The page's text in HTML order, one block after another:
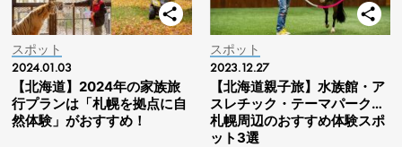
スポット
2024.01.03
【北海道】2024年の家族旅
行プランは「札幌を拠点に自
然体験」がおすすめ！
スポット
2023.12.27
【北海道親子旅】水族館・ア
スレチック・テーマパーク…
札幌周辺のおすすめ体験スポ
ット3選